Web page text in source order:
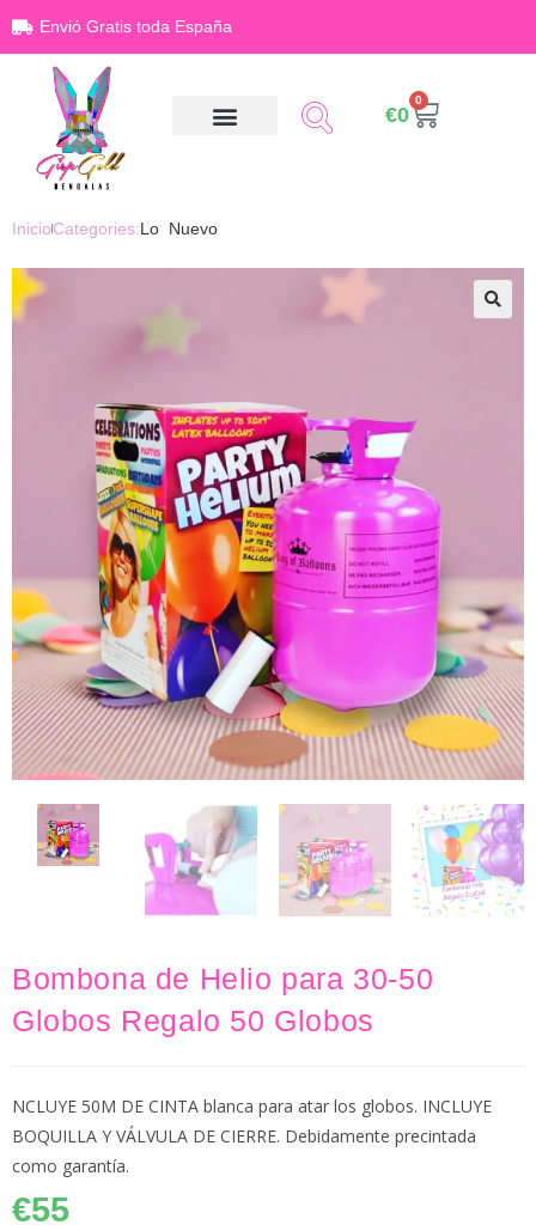
Envió Gratis toda España
€0
0
InicioCategories:Lo Nuevo
Bombona de Helio para 30-50
Globos Regalo 50 Globos
NCLUYE 50M DE CINTA blanca para atar los globos. INCLUYE
BOQUILLA Y VÁLVULA DE CIERRE. Debidamente precintada
como garantía.
€55